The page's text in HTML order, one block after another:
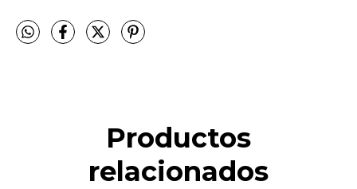
Productos
relacionados